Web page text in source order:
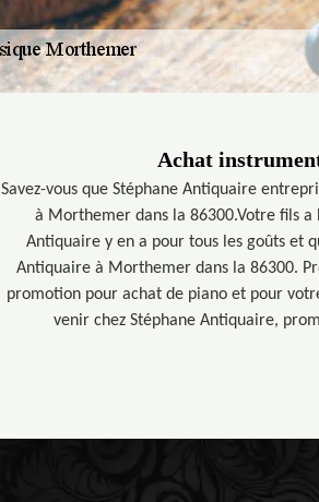
Achat
Savez-vous que Stéphane Antiquaire
à Morthemer dans la 86300.Votre fils a
Antiquaire y en a pour tous les goûts et
Antiquaire à Morthemer dans la 86300.
promotion pour achat de piano et pour
venir chez Stéphane Antiquaire,